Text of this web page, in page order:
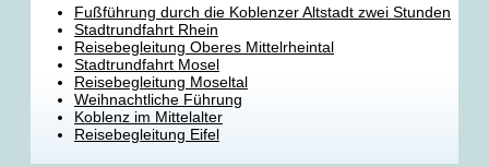
Fußführung durch die Koblenzer Altstadt zwei Stunden
Stadtrundfahrt Rhein
Reisebegleitung Oberes Mittelrheintal
Stadtrundfahrt Mosel
Reisebegleitung Moseltal
Weihnachtliche Führung
Koblenz im Mittelalter
Reisebegleitung Eifel